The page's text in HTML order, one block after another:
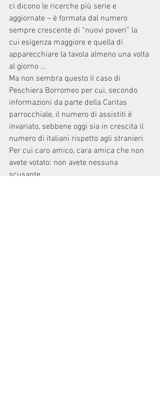
ci dicono le ricerche più serie e
aggiornate – è formata dal numero
sempre crescente di “nuovi poveri” la
cui esigenza maggiore e quella di
apparecchiare la tavola almeno una volta
al giorno …
Ma non sembra questo il caso di
Peschiera Borromeo per cui, secondo
informazioni da parte della Caritas
parrocchiale, il numero di assistiti è
invariato, sebbene oggi sia in crescita il
numero di italiani rispetto agli stranieri.
Per cui caro amico, cara amica che non
avete votato: non avete nessuna
scusante.